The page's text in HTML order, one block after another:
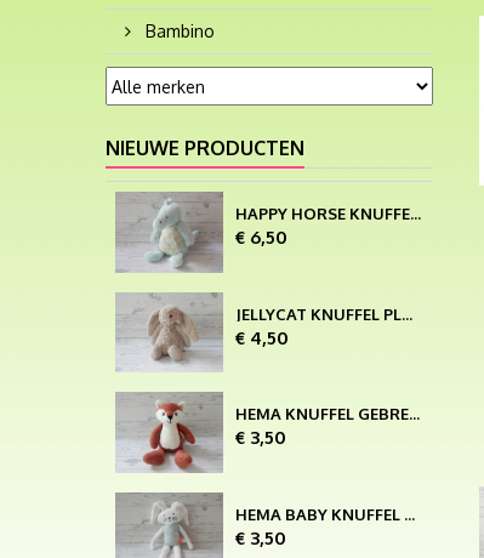
Bambino
NIEUWE PRODUCTEN
HAPPY HORSE KNUFFEL VELOURS LAGOON KROKODIL COOPER 25 CM
Prijs
€ 6,50
JELLYCAT KNUFFEL PLUCHE BASHFUL BEIGE PINK BUNNY SMALL
Prijs
€ 4,50
HEMA KNUFFEL GEBREID ROODBRUIN VOS 30 CM
Prijs
€ 3,50
HEMA BABY KNUFFEL SLUNGEL VELOURS WIT GRIJS GROEN KONIJN
Prijs
€ 3,50